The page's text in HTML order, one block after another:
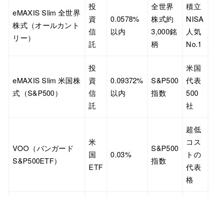
eMAXIS Slim 全世界
株式（オールカント
リー）
投
資
信
託
0.0578%
以内
全世界
株式約
3,000銘
柄
積立
NISA
人気
No.1
eMAXIS Slim 米国株
式（S&P500）
投
資
信
託
0.09372%
以内
S&P500
指数
米国
代表
500
社
VOO（バンガード
S&P500ETF）
米
国
ETF
0.03%
S&P500
指数
超低
コス
トの
代表
格